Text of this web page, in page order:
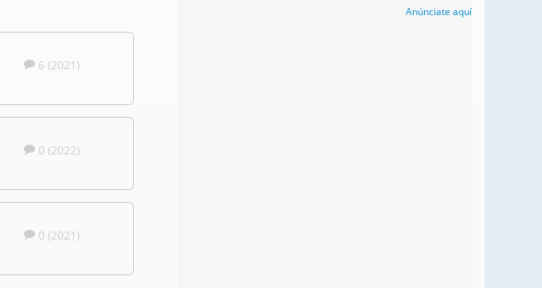
6 (2021)
0 (2022)
0 (2021)
Anúnciate aquí